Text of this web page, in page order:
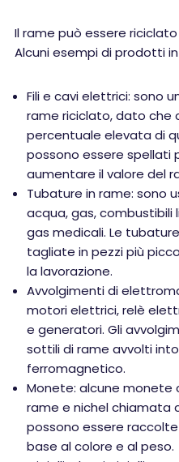
Il rame può essere
Alcuni esempi di prodotti
Fili e cavi elettrici: sono
rame riciclato, dato che
percentuale elevata di
possono essere spellati
aumentare il valore del
Tubature in rame: sono
acqua, gas, combustibili
gas medicali. Le
tagliate in pezzi più
la lavorazione.
Avvolgimenti di
motori elettrici, relè
e generatori. Gli
sottili di rame avvolti
ferromagnetico.
Monete: alcune monete
rame e nichel chiamata
possono essere
base al colore e al peso.